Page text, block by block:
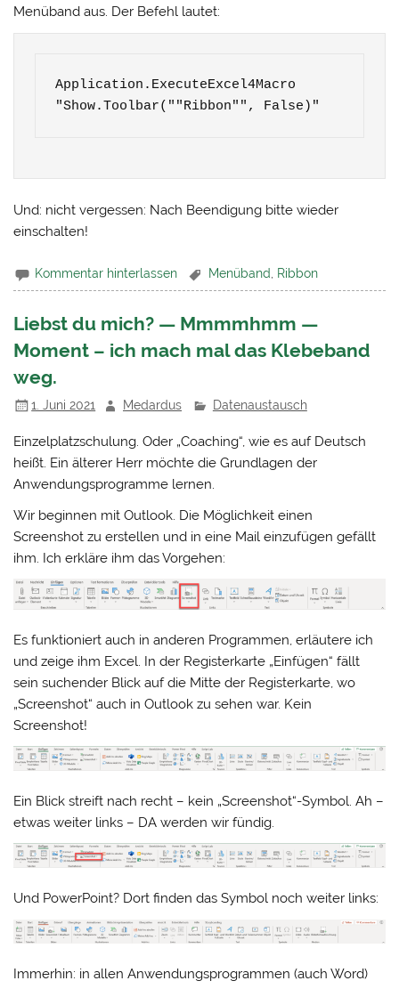
Menüband aus. Der Befehl lautet:
Application.ExecuteExcel4Macro
"Show.Toolbar(""Ribbon"", False)"
Und: nicht vergessen: Nach Beendigung bitte wieder
einschalten!
Kommentar hinterlassen Menüband Ribbon
Liebst du mich? — Mmmmhmm —
Moment – ich mach mal das Klebeband
weg.
1. Juni 2021 Medardus Datenaustausch
Einzelplatzschulung. Oder „Coaching“, wie es auf Deutsch
heißt. Ein älterer Herr möchte die Grundlagen der
Anwendungsprogramme lernen.
Wir beginnen mit Outlook. Die Möglichkeit einen
Screenshot zu erstellen und in eine Mail einzufügen gefällt
ihm. Ich erkläre ihm das Vorgehen:
Es funktioniert auch in anderen Programmen, erläutere ich
und zeige ihm Excel. In der Registerkarte „Einfügen“ fällt
sein suchender Blick auf die Mitte der Registerkarte, wo
„Screenshot“ auch in Outlook zu sehen war. Kein
Screenshot!
Ein Blick streift nach recht – kein „Screenshot“-Symbol. Ah –
etwas weiter links – DA werden wir fündig.
Und PowerPoint? Dort finden das Symbol noch weiter links:
Immerhin: in allen Anwendungsprogrammen (auch Word)